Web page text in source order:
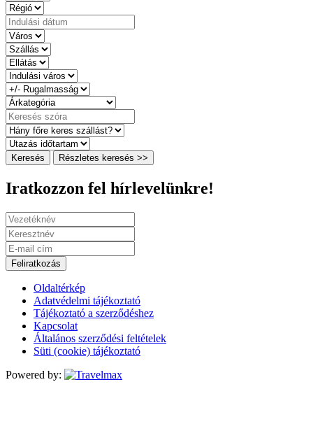
Keresés Részletes keresés >>
Iratkozzon fel hírlevelünkre!
Feliratkozás
Oldaltérkép
Adatvédelmi tájékoztató
Tájékoztató a szerződéshez
Kapcsolat
Általános szerződési feltételek
Süti (cookie) tájékoztató
Powered by: